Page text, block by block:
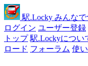
駅.Locky みんな
ログイン ユーザー登録
トップ 駅.Lockyについ
ロード フォーラム 使